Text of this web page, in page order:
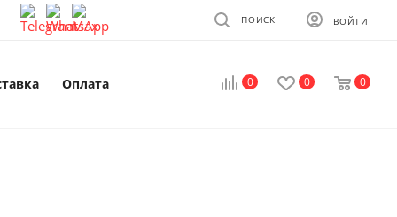
ВОЙТИ
ПОИСК
0 0 0
Оплата